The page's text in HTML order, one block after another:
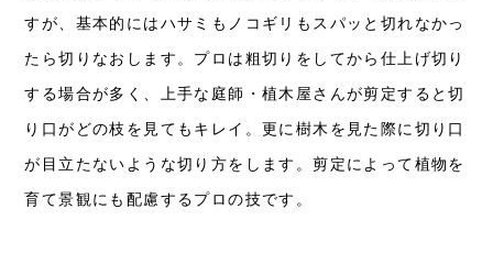
すが、基本的にはハサミもノコギリもスパッと切れなかっ
たら切りなおします。プロは粗切りをしてから仕上げ切り
する場合が多く、上手な庭師・植木屋さんが剪定すると切
り口がどの枝を見てもキレイ。更に樹木を見た際に切り口
が目立たないような切り方をします。剪定によって植物を
育て景観にも配慮するプロの技です。